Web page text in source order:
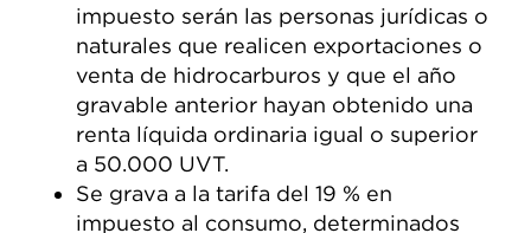
impuesto serán las personas jurídicas o
naturales que realicen exportaciones o
venta de hidrocarburos y que el año
gravable anterior hayan obtenido una
renta líquida ordinaria igual o superior
a 50.000 UVT.
Se grava a la tarifa del 19 % en
impuesto al consumo, determinados